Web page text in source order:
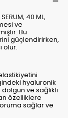
40 ML,
ve
Bu
güçlendirirken,
olur.
hyaluronik
ve sağlıklı
özelliklere
sağlar ve